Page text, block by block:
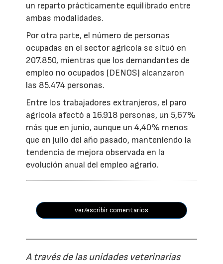
un reparto prácticamente equilibrado entre
ambas modalidades.
Por otra parte, el número de personas
ocupadas en el sector agrícola se situó en
207.850, mientras que los demandantes de
empleo no ocupados (DENOS) alcanzaron
las 85.474 personas.
Entre los trabajadores extranjeros, el paro
agrícola afectó a 16.918 personas, un 5,67%
más que en junio, aunque un 4,40% menos
que en julio del año pasado, manteniendo la
tendencia de mejora observada en la
evolución anual del empleo agrario.
ver/escribir comentarios
A través de las unidades veterinarias